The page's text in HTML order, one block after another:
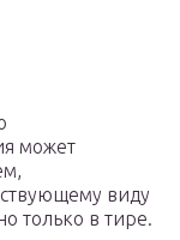
может
виду
только в тире.